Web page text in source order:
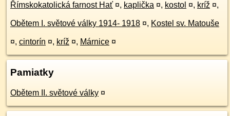
Římskokatolická farnost Hať ¤, kaplička ¤, kostol ¤, kríž ¤,
Obětem I. světové války 1914- 1918 ¤, Kostel sv. Matouše
¤, cintorín ¤, kríž ¤, Márnice ¤
Pamiatky
Obětem II. světové války ¤